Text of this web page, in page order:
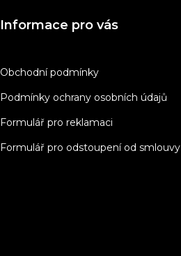
Informace pro vás
Obchodní podmínky
Podmínky ochrany osobních údajů
Formulář pro reklamaci
Formulář pro odstoupení od smlouvy